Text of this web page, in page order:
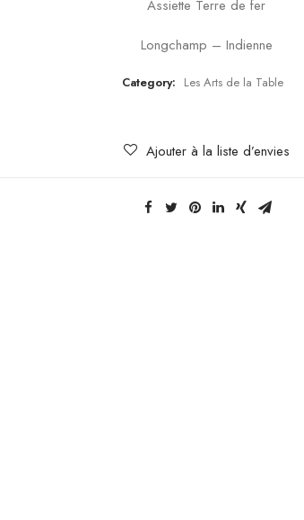
Assiette Terre de fer
Longchamp – Indienne
Category: Les Arts de la Table
Ajouter à la liste d’envies